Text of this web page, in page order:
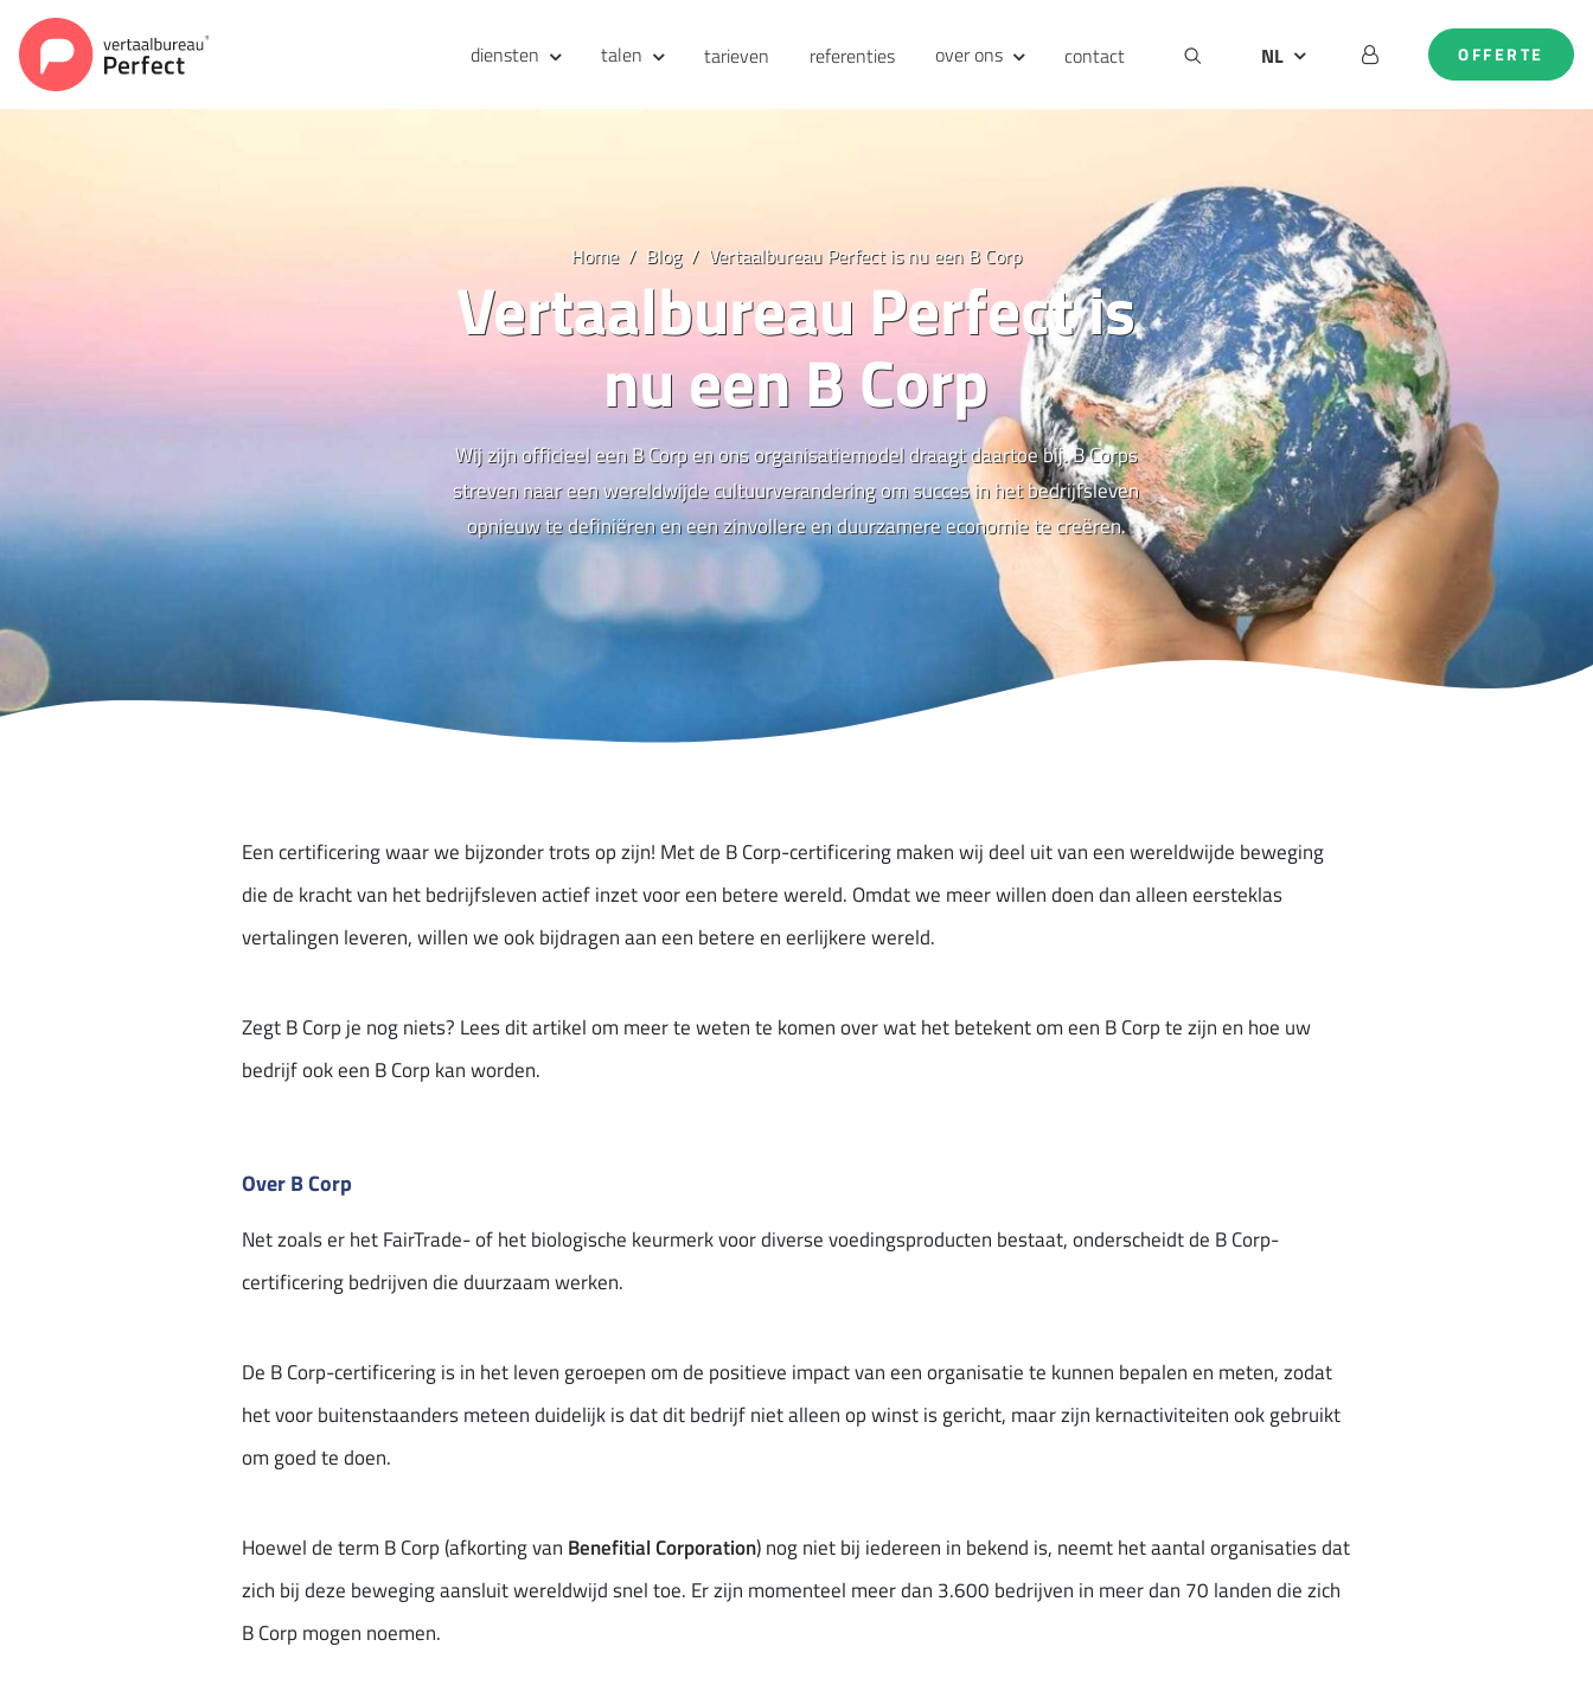
diensten talen tarieven referenties over ons contact
NL
OFFERTE
Home Blog Vertaalbureau Perfect is nu een B Corp
Vertaalbureau Perfect is
nu een B Corp
Wij zijn officieel een B Corp en ons organisatiemodel draagt daartoe bij. B Corps
streven naar een wereldwijde cultuurverandering om succes in het bedrijfsleven
opnieuw te definiëren en een zinvollere en duurzamere economie te creëren.
Een certificering waar we bijzonder trots op zijn! Met de B Corp-certificering maken wij deel uit van een wereldwijde beweging
die de kracht van het bedrijfsleven actief inzet voor een betere wereld. Omdat we meer willen doen dan alleen eersteklas
vertalingen leveren, willen we ook bijdragen aan een betere en eerlijkere wereld.
Zegt B Corp je nog niets? Lees dit artikel om meer te weten te komen over wat het betekent om een B Corp te zijn en hoe uw
bedrijf ook een B Corp kan worden.
Over B Corp
Net zoals er het FairTrade- of het biologische keurmerk voor diverse voedingsproducten bestaat, onderscheidt de B Corp-
certificering bedrijven die duurzaam werken.
De B Corp-certificering is in het leven geroepen om de positieve impact van een organisatie te kunnen bepalen en meten, zodat
het voor buitenstaanders meteen duidelijk is dat dit bedrijf niet alleen op winst is gericht, maar zijn kernactiviteiten ook gebruikt
om goed te doen.
Hoewel de term B Corp (afkorting van Benefitial Corporation) nog niet bij iedereen in bekend is, neemt het aantal organisaties dat
zich bij deze beweging aansluit wereldwijd snel toe. Er zijn momenteel meer dan 3.600 bedrijven in meer dan 70 landen die zich
B Corp mogen noemen.